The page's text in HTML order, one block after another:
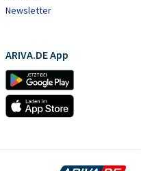
Newsletter
ARIVA.DE App